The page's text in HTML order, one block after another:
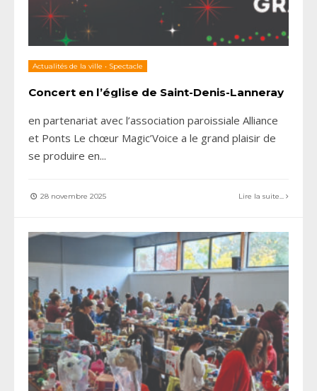
Actualités de la ville • Spectacle
Concert en l’église de Saint-Denis-Lanneray
en partenariat avec l’association paroissiale Alliance
et Ponts Le chœur Magic’Voice a le grand plaisir de
se produire en...
28 novembre 2025 Lire la suite...